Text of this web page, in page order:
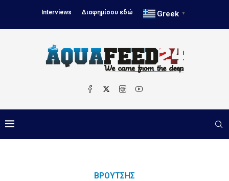
Interviews Διαφημίσου εδώ Greek ▼
ΒΡΟΎΤΣΗΣ